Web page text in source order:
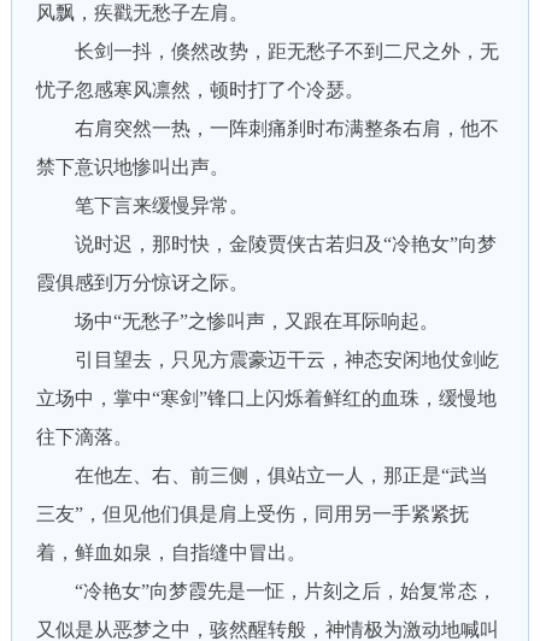
风飘，疾戳无愁子左肩。
长剑一抖，倏然改势，距无愁子不到二尺之外，无
忧子忽感寒风凛然，顿时打了个冷瑟。
右肩突然一热，一阵刺痛刹时布满整条右肩，他不
禁下意识地惨叫出声。
笔下言来缓慢异常。
说时迟，那时快，金陵贾侠古若归及“冷艳女”向梦
霞俱感到万分惊讶之际。
场中“无愁子”之惨叫声，又跟在耳际响起。
引目望去，只见方震豪迈干云，神态安闲地仗剑屹
立场中，掌中“寒剑”锋口上闪烁着鲜红的血珠，缓慢地
往下滴落。
在他左、右、前三侧，俱站立一人，那正是“武当
三友”，但见他们俱是肩上受伤，同用另一手紧紧抚
着，鲜血如泉，自指缝中冒出。
“冷艳女”向梦霞先是一怔，片刻之后，始复常态，
又似是从恶梦之中，骇然醒转般，神情极为激动地喊叫